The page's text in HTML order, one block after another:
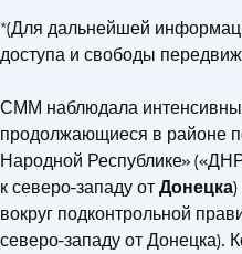
*(Для дальнейшей
доступа и свободы
СММ наблюдала
продолжающиеся в районе
Народной Республике»
к северо-западу отДонецка
вокруг подконтрольной
северо-западу от Донецка).